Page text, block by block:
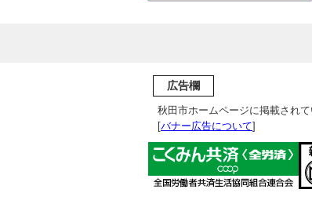
広告欄
秋田市ホームページに掲載され
[バナー広告について]